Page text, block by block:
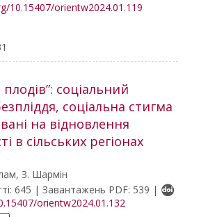
10.15407/orientw2024.01.119
соціальний
соціальна стигма
на відновлення
в сільських регіонах
З. Шармін
645 | Завантажень PDF: 539 |
orientw2024.01.132